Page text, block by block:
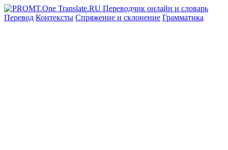
Перевод Контексты Спряжение и склонение Грамматика